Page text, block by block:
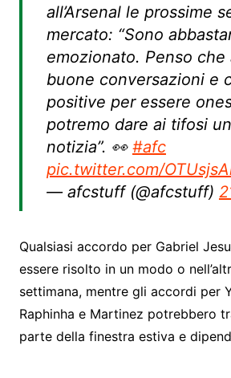
all’Arsenal le prossime
mercato: “Sono
emozionato. Penso che
buone conversazioni e
positive per essere
potremo dare ai tifosi
notizia”. 👀 #afc
pic.twitter.com/
— afcstuff (@afcstuff)
Qualsiasi accordo per Gabriel
essere risolto in un modo o
settimana, mentre gli accordi per
Raphinha e Martinez potrebbero
parte della finestra estiva e